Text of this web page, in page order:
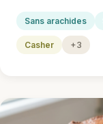
Sans arachides
Casher +3